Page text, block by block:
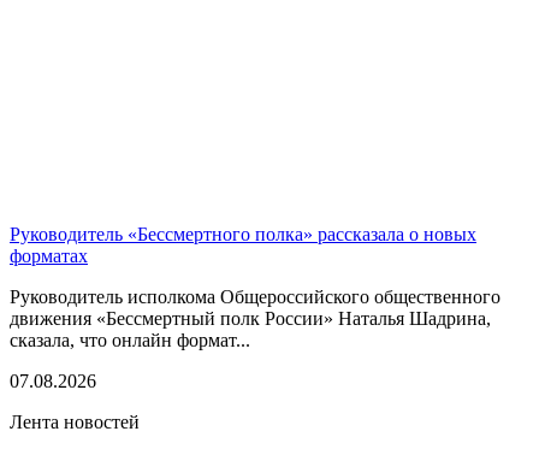
Руководитель «Бессмертного полка» рассказала о новых
форматах
Руководитель исполкома Общероссийского общественного
движения «Бессмертный полк России» Наталья Шадрина,
сказала, что онлайн формат...
07.08.2026
Лента новостей